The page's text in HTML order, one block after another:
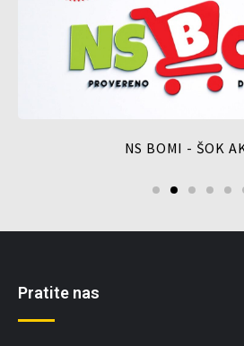
NS BOMI - ŠOK
Pratite nas